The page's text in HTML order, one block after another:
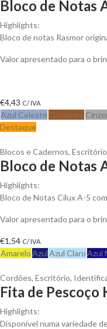
Bloco de Notas
Highlights:
Bloco de notas Rasmor
Valor apresentado para o
€4,43 C/ IVA
Azul Celeste Castanho
Destaque
Blocos e Cadernos, Escritório
Bloco de Notas
Highlights:
Bloco de Notas Cilux A-5
Valor apresentado para o
€1,54 C/ IVA
AmareloAzulAzul ClaroAzul
Cordões, Escritório,
Fita de Pescoço
Highlights:
Disponível numa variedade